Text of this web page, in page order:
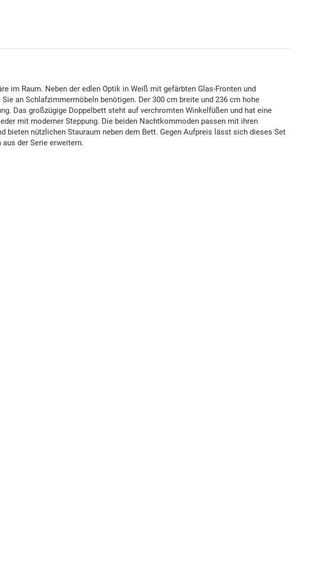
im Raum. Neben der edlen Optik in Weiß mit gefärbten Glas-Fronten und
an Schlafzimmermöbeln benötigen. Der 300 cm breite und 236 cm hohe
Das großzügige Doppelbett steht auf verchromten Winkelfüßen und hat eine
mit moderner Steppung. Die beiden Nachtkommoden passen mit ihren
bieten nützlichen Stauraum neben dem Bett. Gegen Aufpreis lässt sich dieses Set
der Serie erweitern.